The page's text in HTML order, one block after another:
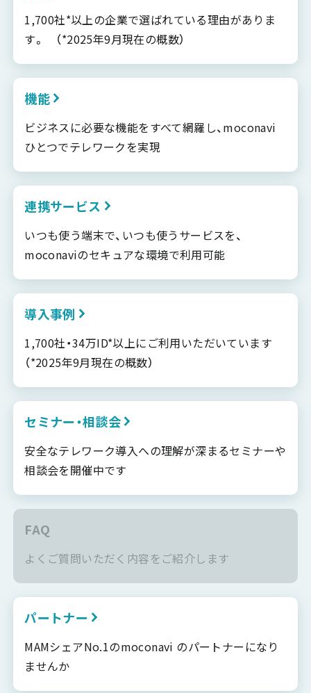
1,700社*以上の企業で選ばれている理由がありま
す。 （*2025年9月現在の概数）
機能
ビジネスに必要な機能をすべて網羅し、moconavi
ひとつでテレワークを実現
連携サービス
いつも使う端末で、いつも使うサービスを、
moconaviのセキュアな環境で利用可能
導入事例
1,700社・34万ID*以上にご利用いただいています
（*2025年9月現在の概数）
セミナー・相談会
安全なテレワーク導入への理解が深まるセミナーや
相談会を開催中です
FAQ
よくご質問いただく内容をご紹介します
パートナー
MAMシェアNo.1のmoconavi のパートナーになり
ませんか